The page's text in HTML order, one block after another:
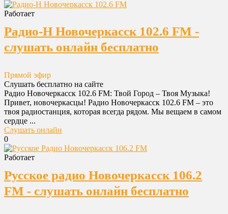
Работает
Радио-Н Новочеркасск 102.6 FM -
слушать онлайн бесплатно
Прямой эфир
Слушать бесплатно на сайте
Радио Новочеркасск 102.6 FM: Твой Город – Твоя Музыка!
Привет, новочеркасцы! Радио Новочеркасск 102.6 FM – это
твоя радиостанция, которая всегда рядом. Мы вещаем в самом
сердце ...
Слушать онлайн
0
Работает
Русское радио Новочеркасск 106.2
FM - слушать онлайн бесплатно